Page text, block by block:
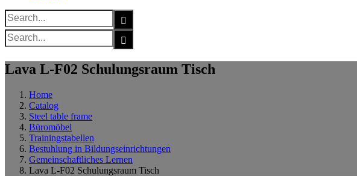
Search
for:
Search
for:
Lava L-F02 Schulungsraum Tisch
Home
Catalog
Steel table frame
Büromöbel
Trainingstabellen
Bestuhlung in Bildungseinrichtungen
Gemeinschaftliches Lernen
Lava L-F02 Schulungsraum Tisch